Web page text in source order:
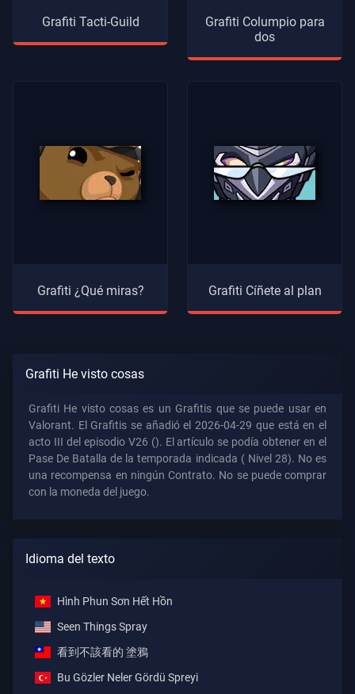
Grafiti Tacti-Guild
Grafiti Columpio para
dos
Grafiti ¿Qué miras? Grafiti Cíñete al plan
Grafiti He visto cosas
Grafiti He visto cosas es un Grafitis que se puede usar en
Valorant. El Grafitis se añadió el 2026-04-29 que está en el
acto III del episodio V26 (). El artículo se podía obtener en el
Pase De Batalla de la temporada indicada (Nivel 28). No es
una recompensa en ningún Contrato. No se puede comprar
con la moneda del juego.
Idioma del texto
Hình Phun Sơn Hết Hồn
Seen Things Spray
看到不該看的 塗鴉
Bu Gözler Neler Gördü Spreyi